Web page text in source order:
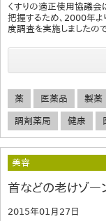
くすりの適正使用協議会
把握するため、2000年
度調査を実施しましたの
薬 医薬品 製薬
調剤薬局 健康
美容
首などの老けゾー
2015年01月27日